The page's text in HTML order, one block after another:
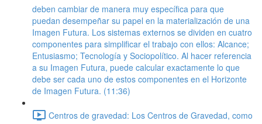
deben cambiar de manera muy específica para que
puedan desempeñar su papel en la materialización de una
Imagen Futura. Los sistemas externos se dividen en cuatro
componentes para simplificar el trabajo con ellos: Alcance;
Entusiasmo; Tecnología y Sociopolítico. Al hacer referencia
a su Imagen Futura, puede calcular exactamente lo que
debe ser cada uno de estos componentes en el Horizonte
de Imagen Futura. (11:36)
Centros de gravedad: Los Centros de Gravedad, como